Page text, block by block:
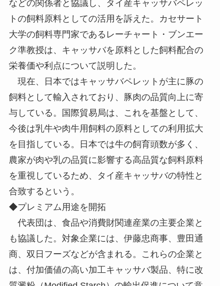
などの関係者と協議し、タイ産キャッサバペレッ
トの飼料原料としての活用を訴えた。カセサート
大学の飼料専門家であるレーチャート・ブンエー
ク準教授は、キャッサバを原料とした飼料配合の
栄養価や利点について説明した。
現在、日本ではキャッサバペレットが主に豚の
飼料として輸入されており、豚肉の品質向上に寄
与している。国際貿易局は、これを基盤として、
今後は乳牛や肉牛用飼料の原料としての利用拡大
を目指している。日本では牛の飼育頭数が多く、
農家が肉や乳の品質に影響する高品質な飼料原料
を重視しているため、タイ産キャッサバの特性と
合致するという。
◆プレミアム用途を開拓
代表団は、食品や消費財関連産業の主要企業と
も協議した。対象企業には、伊藤忠商事、豊田通
商、双日フーズなどが含まれる。これらの企業と
は、付加価値の高い加工キャッサバ製品、特に改